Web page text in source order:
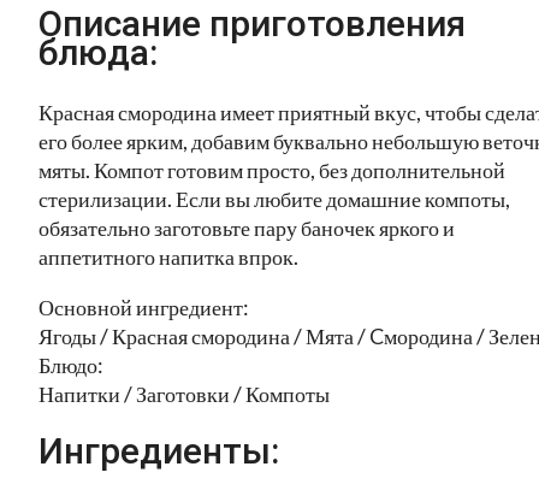
Описание приготовления
блюда:
Красная смородина имеет приятный вкус, чтобы
его более ярким, добавим буквально небольшую
мяты. Компот готовим просто, без дополнительной
стерилизации. Если вы любите домашние компоты,
обязательно заготовьте пару баночек яркого и
аппетитного напитка впрок.
Основной ингредиент:
Ягоды / Красная смородина / Мята / Cмородина /
Блюдо:
Напитки / Заготовки / Компоты
Ингредиенты: